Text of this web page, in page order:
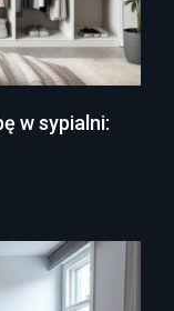
w sypialni: